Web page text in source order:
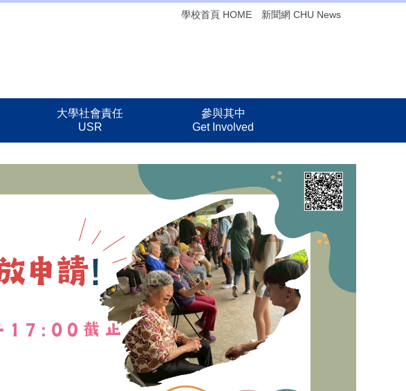
學校首頁 HOME 新聞網 CHU News
大學社會責任
USR
參與其中
Get Involved